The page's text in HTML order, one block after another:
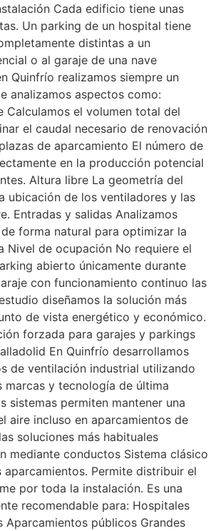
Cada edificio tiene unas
Un parking de un hospital tiene
distintas a un
o al garaje de una nave
Quinfrío realizamos siempre un
analizamos aspectos como:
Calculamos el volumen total del
el caudal necesario de renovación
de aparcamiento El número de
en la producción potencial
Altura libre La geometría del
ubicación de los ventiladores y las
Entradas y salidas Analizamos
forma natural para optimizar la
Nivel de ocupación No requiere el
abierto únicamente durante
con funcionamiento continuo las
diseñamos la solución más
de vista energético y económico.
forzada para garajes y parkings
En Quinfrío desarrollamos
de ventilación industrial utilizando
marcas y tecnología de última
sistemas permiten mantener una
aire incluso en aparcamientos de
soluciones más habituales
mediante conductos Sistema clásico
Permite distribuir el
por toda la instalación. Es una
recomendable para: Hospitales
Aparcamientos públicos Grandes